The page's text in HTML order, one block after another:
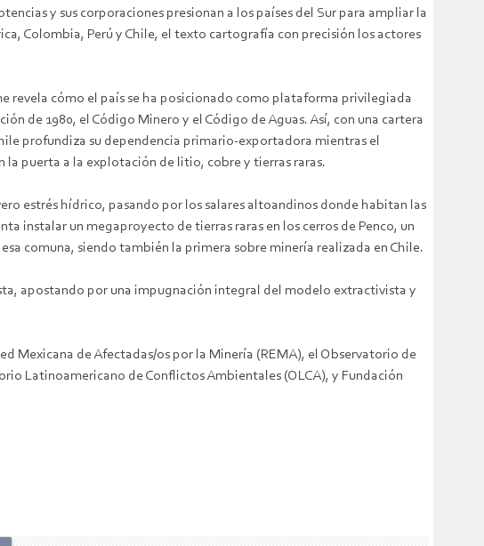
y sus corporaciones presionan a los países del Sur para ampliar la
Colombia, Perú y Chile, el texto cartografía con precisión los actores
revela cómo el país se ha posicionado como plataforma privilegiada
de 1980, el Código Minero y el Código de Aguas. Así, con una cartera
profundiza su dependencia primario-exportadora mientras el
la puerta a la explotación de litio, cobre y tierras raras.
estrés hídrico, pasando por los salares altoandinos donde habitan las
instalar un megaproyecto de tierras raras en los cerros de Penco, un
comuna, siendo también la primera sobre minería realizada en Chile.
apostando por una impugnación integral del modelo extractivista y
Mexicana de Afectadas/os por la Minería (REMA), el Observatorio de
Latinoamericano de Conflictos Ambientales (OLCA), y Fundación